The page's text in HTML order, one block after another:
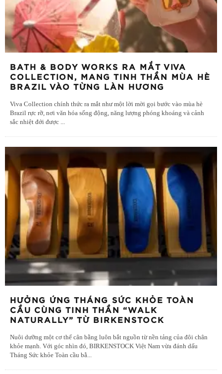
BATH & BODY WORKS RA MẮT VIVA
COLLECTION, MANG TINH THẦN MÙA HÈ
BRAZIL VÀO TỪNG LÀN HƯƠNG
Viva Collection chính thức ra mắt như một lời mời gọi bước vào mùa hè
Brazil rực rỡ, nơi văn hóa sống động, năng lượng phóng khoáng và cảnh
sắc nhiệt đới được ...
HƯỞNG ỨNG THÁNG SỨC KHỎE TOÀN
CẦU CÙNG TINH THẦN “WALK
NATURALLY” TỪ BIRKENSTOCK
Nuôi dưỡng một cơ thể cân bằng luôn bắt nguồn từ nền tảng của đôi chân
khỏe mạnh. Với góc nhìn đó, BIRKENSTOCK Việt Nam vừa đánh dấu
Tháng Sức khỏe Toàn cầu bằ...